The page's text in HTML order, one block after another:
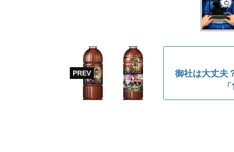
御社は大丈夫